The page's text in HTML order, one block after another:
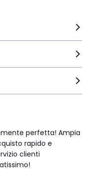
perfetta! Ampia
rapido e
clienti